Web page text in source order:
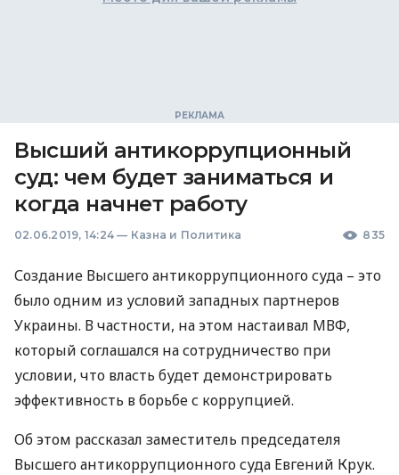
Высший антикоррупционный
суд: чем будет заниматься и
когда начнет работу
02.06.2019, 14:24 — Казна и Политика 835
Создание Высшего антикоррупционного суда – это
было одним из условий западных партнеров
Украины. В частности, на этом настаивал МВФ,
который соглашался на сотрудничество при
условии, что власть будет демонстрировать
эффективность в борьбе с коррупцией.
Об этом рассказал заместитель председателя
Высшего антикоррупционного суда Евгений Крук.